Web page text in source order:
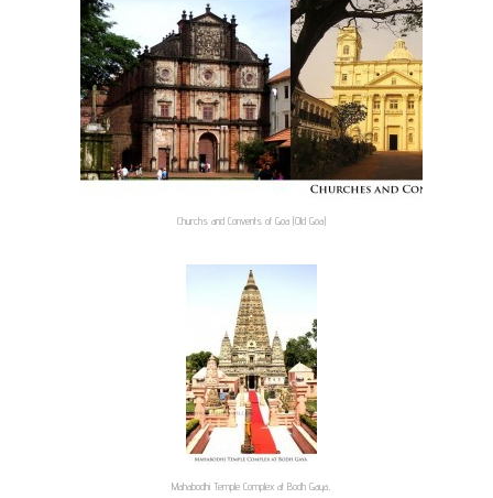
Churchs and Convents of Goa (Old Goa)
Mahabodhi Temple Complex at Bodh Gaya,